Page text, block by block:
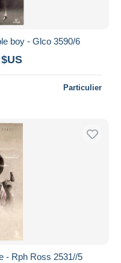
boy - Glco 3590/6
Particulier
- Rph Ross 2531//5